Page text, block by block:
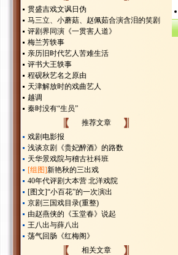
贯盛吉戏文讽日伪
马三立、小蘑菇、赵佩茹合演含泪的笑剧
评剧界同演《一贯害人道》
梅兰芳轶事
亲历旧时代艺人苦难生活
评书大王轶事
程砚秋艺名之原由
天津解放时的戏曲艺人
越调
秦时没有“生员”
推荐文章
戏剧电影报
浅谈京剧《贵妃醉酒》的路数
天华景戏院与稽古社科班
[组图]新艳秋的三出戏
40年代评剧大本营 北洋戏院
[图文]“小百花”的一次演出
京剧三国戏目录(重整)
由赵燕侠的《玉堂春》说起
王八出与薛八出
荡气回肠《红梅阁》
相关文章